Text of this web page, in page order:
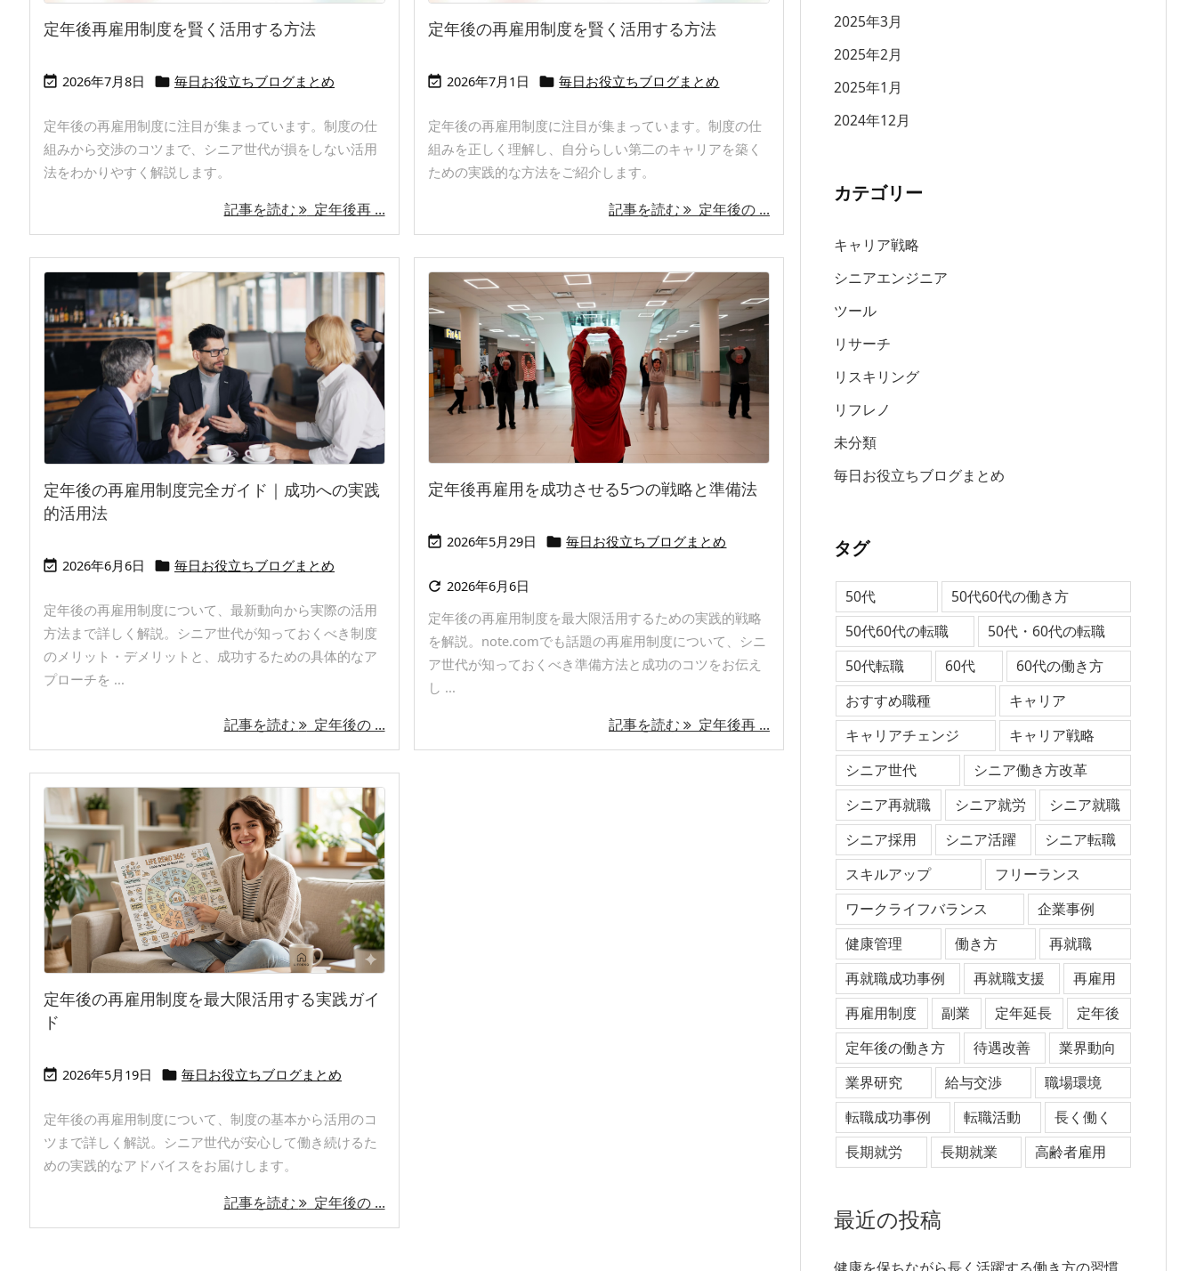
定年後再雇用制度を賢く活用する方法
 2026年7月8日  毎日お役立ちブログまとめ
定年後の再雇用制度に注目が集まっています。制度の仕
組みから交渉のコツまで、シニア世代が損をしない活用
法をわかりやすく解説します。
記事を読む 定年後再 ...
定年後の再雇用制度を賢く活用する方法
 2026年7月1日  毎日お役立ちブログまとめ
定年後の再雇用制度に注目が集まっています。制度の仕
組みを正しく理解し、自分らしい第二のキャリアを築く
ための実践的な方法をご紹介します。
記事を読む 定年後の ...
定年後の再雇用制度完全ガイド｜成功への実践
的活用法
 2026年6月6日  毎日お役立ちブログまとめ
定年後の再雇用制度について、最新動向から実際の活用
方法まで詳しく解説。シニア世代が知っておくべき制度
のメリット・デメリットと、成功するための具体的なア
プローチを ...
記事を読む 定年後の ...
定年後再雇用を成功させる5つの戦略と準備法
 2026年5月29日  毎日お役立ちブログまとめ
 2026年6月6日
定年後の再雇用制度を最大限活用するための実践的戦略
を解説。note.comでも話題の再雇用制度について、シニ
ア世代が知っておくべき準備方法と成功のコツをお伝え
し ...
記事を読む 定年後再 ...
定年後の再雇用制度を最大限活用する実践ガイ
ド
 2026年5月19日  毎日お役立ちブログまとめ
定年後の再雇用制度について、制度の基本から活用のコ
ツまで詳しく解説。シニア世代が安心して働き続けるた
めの実践的なアドバイスをお届けします。
記事を読む 定年後の ...
2025年3月
2025年2月
2025年1月
2024年12月
カテゴリー
キャリア戦略
シニアエンジニア
ツール
リサーチ
リスキリング
リフレノ
未分類
毎日お役立ちブログまとめ
タグ
50代
50代60代の働き方
50代60代の転職
50代・60代の転職
50代転職
60代
60代の働き方
おすすめ職種
キャリア
キャリアチェンジ
キャリア戦略
シニア世代
シニア働き方改革
シニア再就職
シニア就労
シニア就職
シニア採用
シニア活躍
シニア転職
スキルアップ
フリーランス
ワークライフバランス
企業事例
健康管理
働き方
再就職
再就職成功事例
再就職支援
再雇用
再雇用制度
副業 定年延長
定年後
定年後の働き方
待遇改善
業界動向
業界研究
給与交渉
職場環境
転職成功事例
転職活動
長く働く
長期就労
長期就業 高齢者雇用
最近の投稿